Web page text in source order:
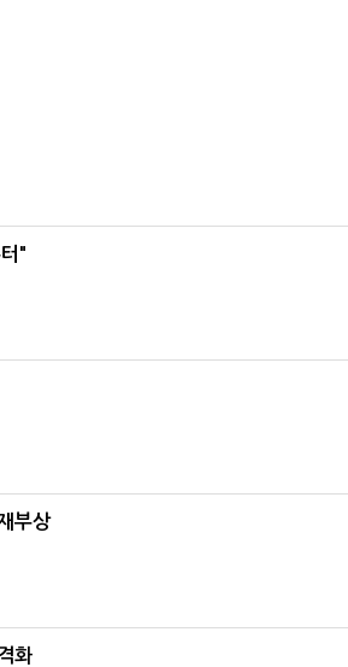
"
부상
화